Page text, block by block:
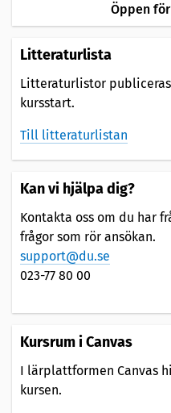
Öppen
Litteraturlista
Litteraturlistor
kursstart.
Till litteraturlistan
Kan vi hjälpa dig?
Kontakta oss om du har
frågor som rör ansökan.
support@du.se
023-77 80 00
Kursrum i Canvas
I lärplattformen Canvas
kursen.